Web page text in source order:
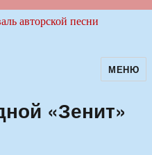
авторскойМЕНЮ
«Зенит»